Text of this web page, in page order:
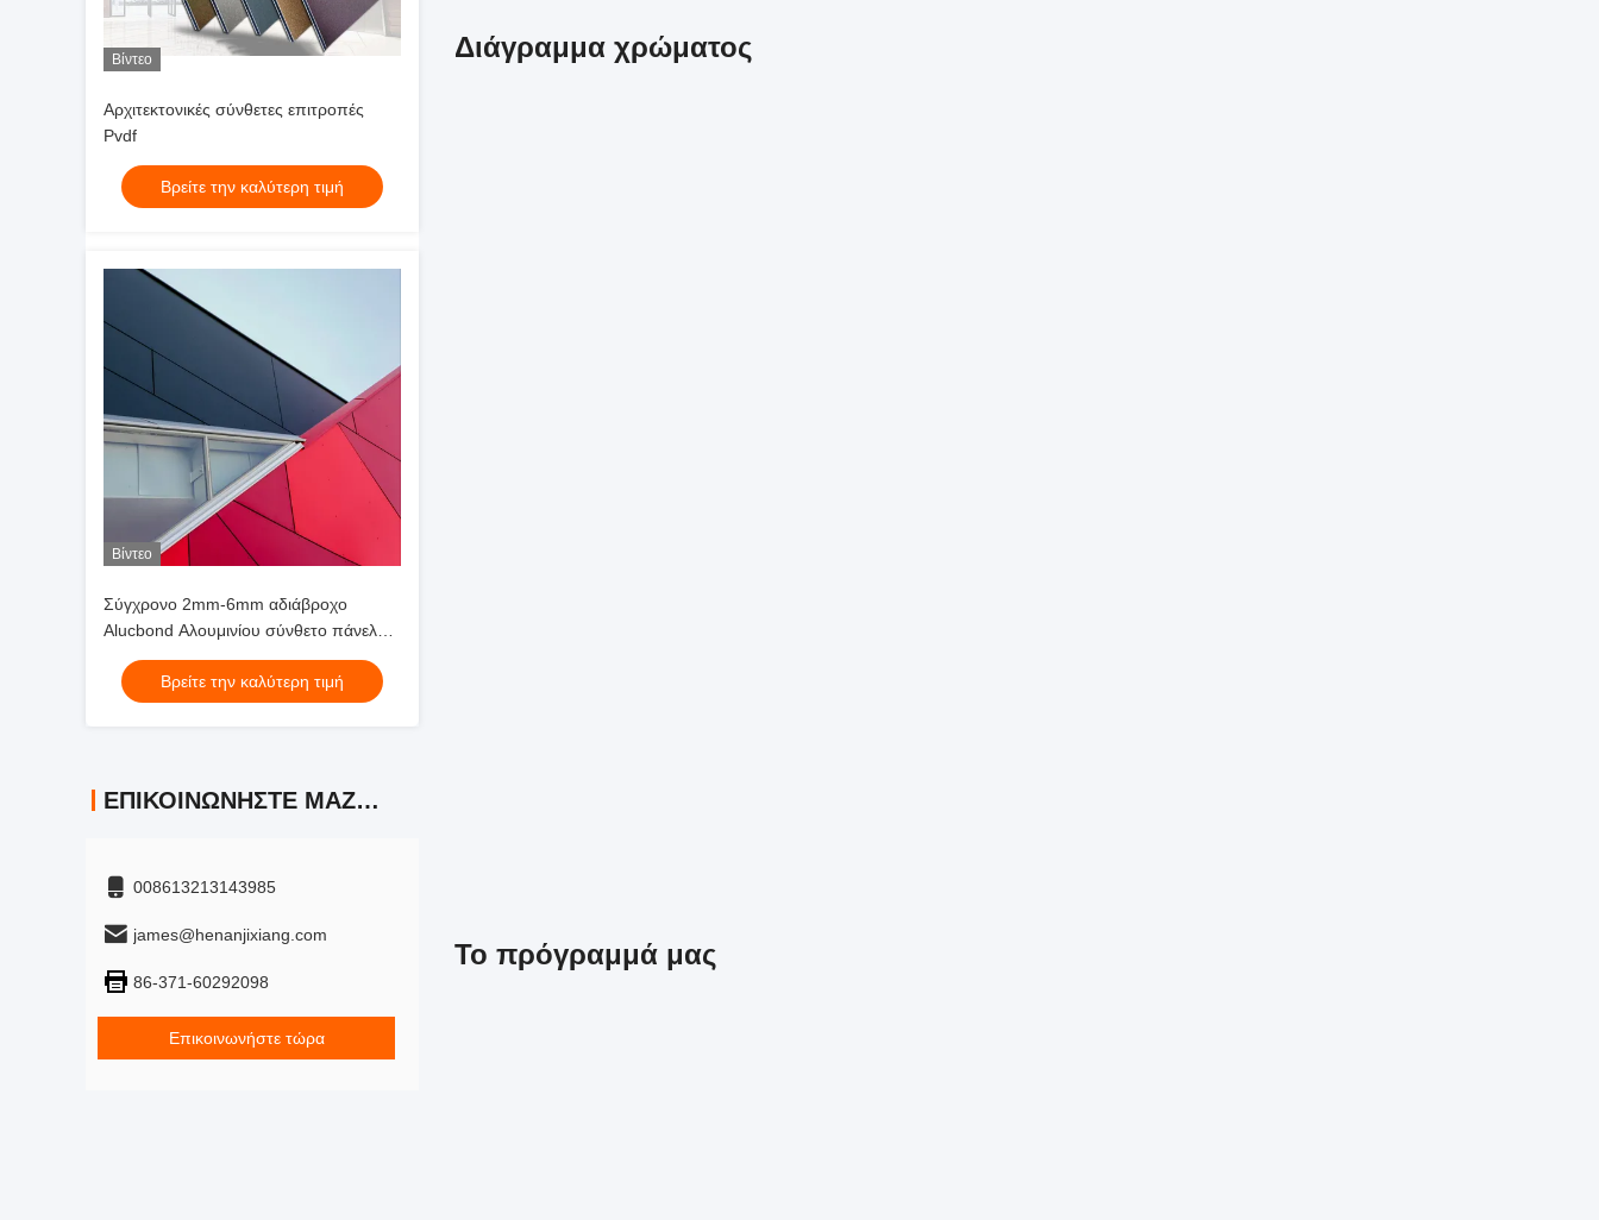
Βίντεο
Αρχιτεκτονικές σύνθετες επιτροπές
Pvdf
Βρείτε την καλύτερη τιμή
Βίντεο
Σύγχρονο 2mm-6mm αδιάβροχο
Alucbond Αλουμινίου σύνθετο πάνελ
για τοίχους κουρτίνας
Βρείτε την καλύτερη τιμή
ΕΠΙΚΟΙΝΩΝΉΣΤΕ ΜΑΖΊ ΜΑΣ
008613213143985
james@henanjixiang.com
86-371-60292098
Επικοινωνήστε τώρα
Διάγραμμα χρώματος
Το πρόγραμμά μας